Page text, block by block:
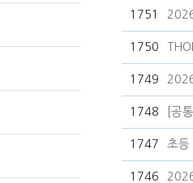
1751
1750
1749
1748 [공
1747 초등
1746